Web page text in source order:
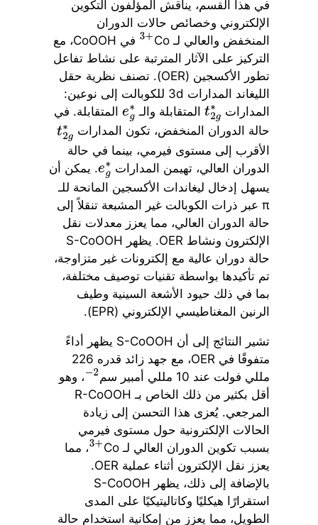
في هذا القسم، يناقش المؤلفون التكوين
الإلكتروني وخصائص حالات الدوران
المنخفض والعالي لـ Co
3+
في CoOOH، مع
التركيز على الآثار المترتبة على نشاط تفاعل
تطور الأكسجين (OER). تصنف نظرية حقل
الليغاند المدارات 3d للكوبالت إلى نوعين:
المدارات
t2g ∗ المتقابلة والـ eg ∗
المتقابلة. في
حالة الدوران المنخفض، تكون المدارات
t2g ∗
الأقرب إلى مستوى فيرمي، بينما في حالة
الدوران العالي، تهيمن المدارات
eg ∗
. يمكن أن
يسهل إدخال ليغاندات الأكسجين المانحة للـ
π عبر ذرات الكوبالت غير المشبعة تنقلاً إلى
حالة الدوران العالي، مما يعزز معدلات نقل
الإلكترون ونشاط OER. يظهر S-CoOOH
حالة دوران عالية مع إلكترونات غير متزاوجة،
تم تأكيدها بواسطة تقنيات توصيف مختلفة،
بما في ذلك حيود الأشعة السينية وطيف
الرنين المغناطيسي الإلكتروني (EPR).
تشير النتائج إلى أن S-CoOOH يظهر أداءً
متفوقًا في OER، مع جهد زائد قدره 226
مللي فولت عند 10 مللي أمبير سم
−2 ، وهو
أقل بكثير من ذلك الخاص بـ R-CoOOH
المرجعي. يُعزى هذا التحسن إلى زيادة
الحالات الإلكترونية حول مستوى فيرمي
بسبب تكوين الدوران العالي لـ Co
3+ ، مما
يعزز نقل الإلكترون أثناء عملية OER.
بالإضافة إلى ذلك، يظهر S-CoOOH
استقرارًا هيكليًا وكاتاليتيكيًا على المدى
الطويل، مما يعزز من إمكانية استخدام حالة